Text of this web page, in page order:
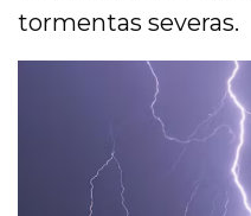
tormentas severas.